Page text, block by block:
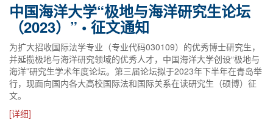
中国海洋大学“极地与海洋研究生论坛
（2023）” • 征文通知
为扩大招收国际法学专业（专业代码030109）的优秀博士研究生，
并延揽极地与海洋研究领域的优秀人才，中国海洋大学创设“极地与
海洋”研究生学术年度论坛。第三届论坛拟于2023年下半年在青岛举
行，现面向国内各大高校国际法和国际关系在读研究生（硕博）征
文。
[详细]